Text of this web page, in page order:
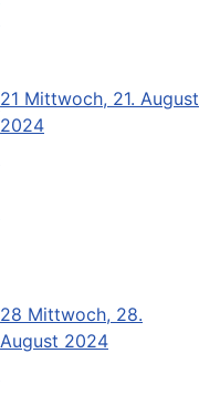
21 Mittwoch, 21. August
2024
28 Mittwoch, 28.
August 2024